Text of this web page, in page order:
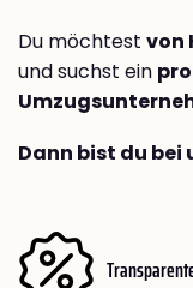
Du möchtest von
und suchst ein
Dann bist du bei